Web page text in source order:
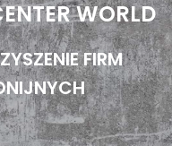
WORLD
FIRM